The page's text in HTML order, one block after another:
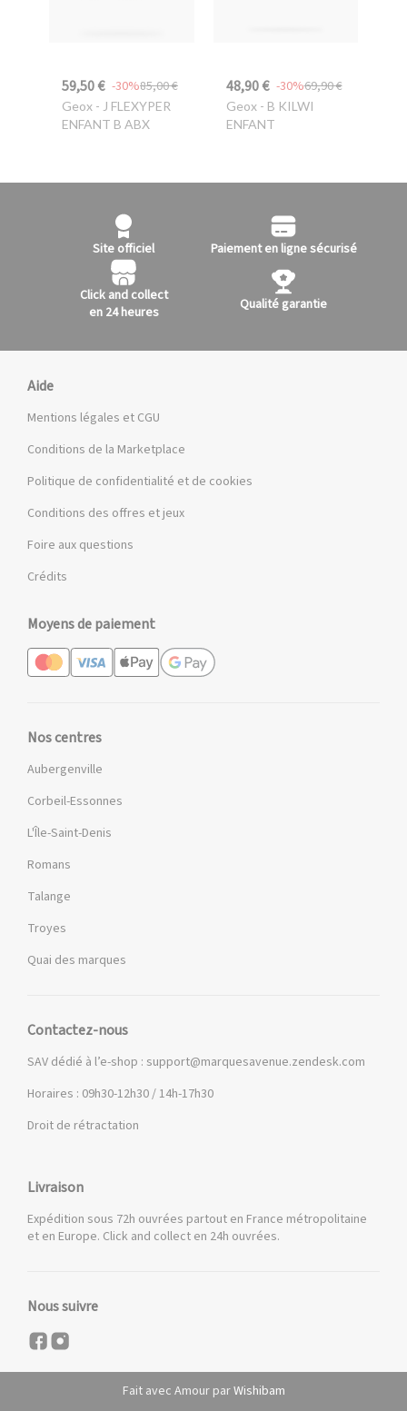
59,50 € 85,00 €
-30%
Geox - J FLEXYPER
ENFANT B ABX
48,90 € 69,90 €
-30%
Geox- B KILWI
ENFANT
Site officiel Paiement en ligne sécurisé
Click and collect
en 24 heures
Qualité garantie
Aide
Mentions légales et CGU
Conditions de la Marketplace
Politique de confidentialité et de cookies
Conditions des offres et jeux
Foire aux questions
Crédits
Moyens de paiement
Nos centres
Aubergenville
Corbeil-Essonnes
L'Île-Saint-Denis
Romans
Talange
Troyes
Quai des marques
Contactez-nous
SAV dédié à l’e-shop : support@marquesavenue.zendesk.com
Horaires : 09h30-12h30 / 14h-17h30
Droit de rétractation
Livraison
Expédition sous 72h ouvrées partout en France métropolitaine
et en Europe. Click and collect en 24h ouvrées.
Nous suivre
Fait avec Amour parWishibam